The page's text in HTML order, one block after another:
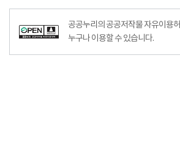
공공누리의 공공저작물 자유이용
누구나 이용할 수 있습니다.